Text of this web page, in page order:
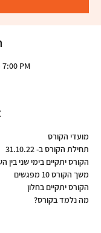
7:00 PM
מועדי הקורס
תחילת הקורס ב- 31.10.22
הקורס יתקיים בימי שני בין השעות
משך הקורס 10 מפגשים
הקורס יתקיים בחלון
מה נלמד בקורס?